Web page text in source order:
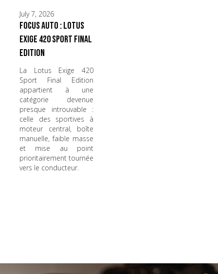
July 7, 2026
Focus Auto : Lotus
Exige 420 Sport Final
Edition
La Lotus Exige 420
Sport Final Edition
appartient à une
catégorie devenue
presque introuvable :
celle des sportives à
moteur central, boîte
manuelle, faible masse
et mise au point
prioritairement tournée
vers le conducteur.